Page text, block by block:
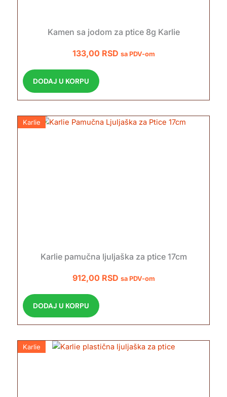
Kamen sa jodom za ptice 8g Karlie
133,00 RSD sa PDV-om
DODAJ U KORPU
Karlie
Karlie pamučna ljuljaška za ptice 17cm
912,00 RSD sa PDV-om
DODAJ U KORPU
Karlie